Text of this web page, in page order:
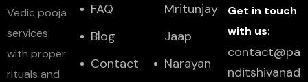
Vedic pooja
services
with proper
rituals and
FAQ
Blog
Contact
Mritunjay
Jaap
Narayan
Get in touch
with us:
contact@pa
nditshivanad